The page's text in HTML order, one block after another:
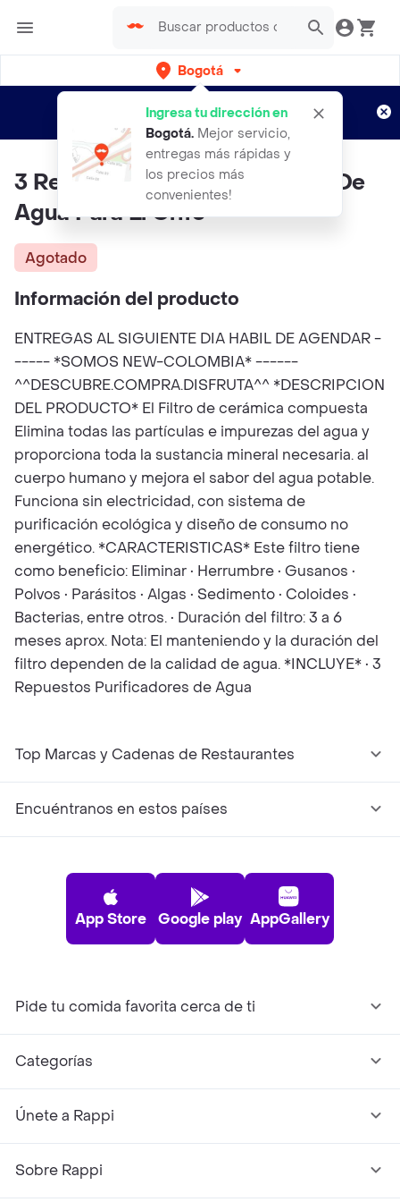
Bogotá
Ingresa tu dirección en
Bogotá. Mejor servicio,
entregas más rápidas y
los precios más
convenientes!
envíos gratis por semanas
Aplican TyC
3 Repuestos Filtro Purificador De
Agua Para El Grifo
Agotado
Información del producto
ENTREGAS AL SIGUIENTE DIA HABIL DE AGENDAR -
----- *SOMOS NEW-COLOMBIA* ------
^^DESCUBRE.COMPRA.DISFRUTA^^ *DESCRIPCION
DEL PRODUCTO* El Filtro de cerámica compuesta
Elimina todas las partículas e impurezas del agua y
proporciona toda la sustancia mineral necesaria. al
cuerpo humano y mejora el sabor del agua potable.
Funciona sin electricidad, con sistema de
purificación ecológica y diseño de consumo no
energético. *CARACTERISTICAS* Este filtro tiene
como beneficio: Eliminar • Herrumbre • Gusanos •
Polvos • Parásitos • Algas • Sedimento • Coloides •
Bacterias, entre otros. • Duración del filtro: 3 a 6
meses aprox. Nota: El manteniendo y la duración del
filtro dependen de la calidad de agua. *INCLUYE* • 3
Repuestos Purificadores de Agua
Top Marcas y Cadenas de Restaurantes
Encuéntranos en estos países
App Store Google play AppGallery
Pide tu comida favorita cerca de ti
Categorías
Únete a Rappi
Sobre Rappi